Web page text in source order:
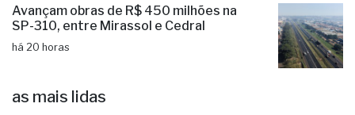
Avançam obras de R$ 450 milhões na
SP-310, entre Mirassol e Cedral
há 20 horas
as mais lidas